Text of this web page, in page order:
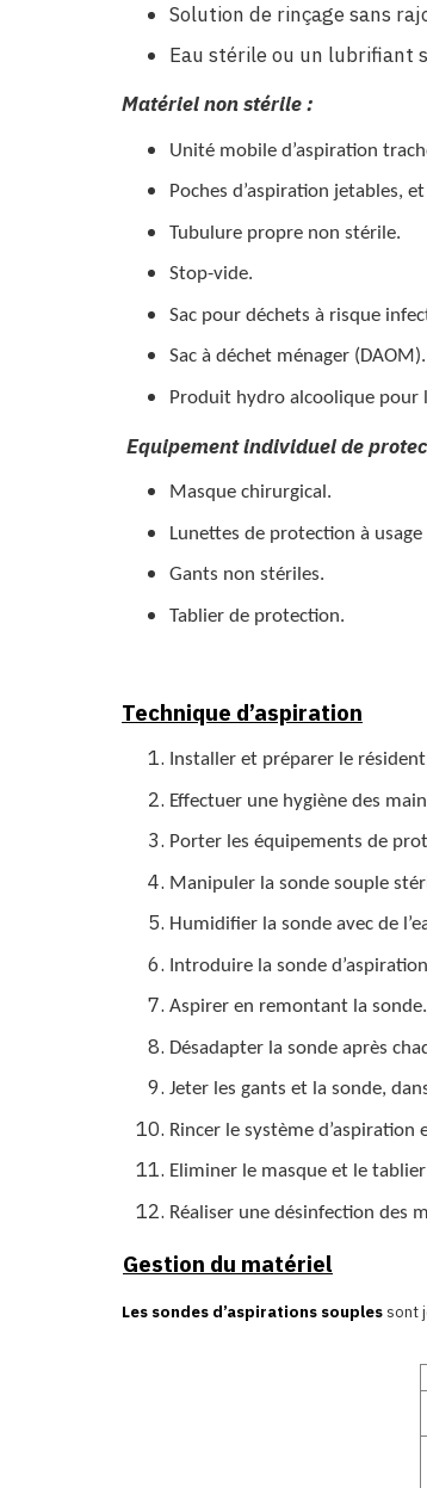
Solution de rinçage sans
Eau stérile ou un lubrifiant
Matériel non stérile :
Unité mobile d’aspiration
Poches d’aspiration jetables,
Tubulure propre non stérile.
Stop-vide.
Sac pour déchets à risque
Sac à déchet ménager (DAOM).
Produit hydro alcoolique pour
Equipement individuel de
Masque chirurgical.
Lunettes de protection à
Gants non stériles.
Tablier de protection.
Technique d’aspiration
Installer et préparer le
Effectuer une hygiène des
Porter les équipements de
Manipuler la sonde souple
Humidifier la sonde avec de
Introduire la sonde
Aspirer en remontant la sonde.
Désadapter la sonde après
Jeter les gants et la sonde,
Rincer le système
Eliminer le masque et le
Réaliser une désinfection des
Gestion du matériel
Les sondes d’aspirations souplessont